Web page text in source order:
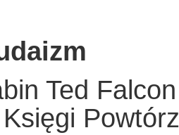
Ted Falcon